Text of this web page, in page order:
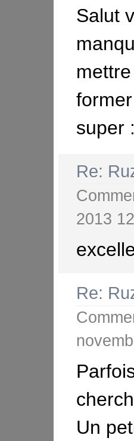
Salut
super
Re:
2013
Re:
Un